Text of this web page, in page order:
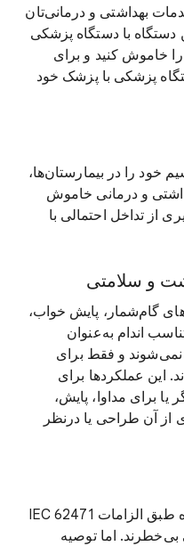
بهداشتی و درمانی‌تان
با دستگاه پزشکی
شما تداخل دارد، دستگاه Google را خاموش کنید و برای
پزشکی با پزشک خود
را در بیمارستان‌ها،
و درمانی خاموش
از تداخل احتمالی با
و سلامتی
گام‌شمار، پایش خواب،
اندام به‌عنوان
و فقط برای
این عملکردها برای
برای مداوا، پایش،
از آن طراحی یا درنظر
چراغ‌های LED نمایان روی دستگاه طبق الزامات IEC 62471
اما توصیه